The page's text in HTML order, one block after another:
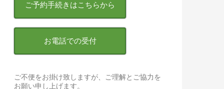
ご予約手続きはこちらから
お電話での受付
ご不便をお掛け致しますが、ご理解とご協力を
お願い申し上げます。